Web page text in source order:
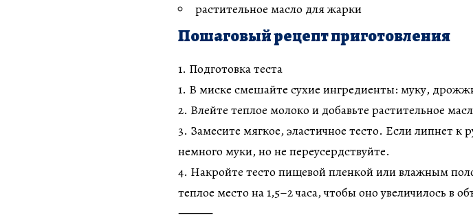
растительное масло для жарки
Пошаговый рецепт приготовления
1. Подготовка теста
1. В миске смешайте сухие ингредиенты: муку,
2. Влейте теплое молоко и добавьте растительное
3. Замесите мягкое, эластичное тесто. Если липнет к
немного муки, но не переусердствуйте.
4. Накройте тесто пищевой пленкой или влажным
теплое место на 1,5–2 часа, чтобы оно увеличилось в
⸻